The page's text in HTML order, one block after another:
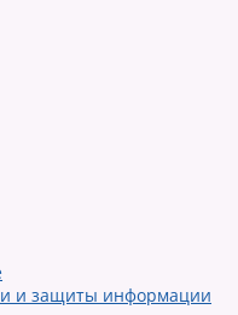
и защиты информации